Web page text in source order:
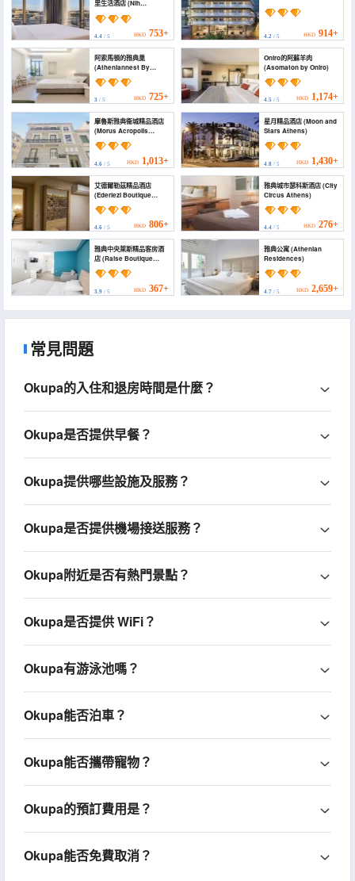
里生活酒店 (Nlh
Neighborhood Lifestyle
4.4 / 5 HKD 753+ 4.2/ 5 HKD 914+
阿索馬頓的雅典巢
(Atheniannest By
Asomatwn)
3 / 5 HKD 725+
Oniro的阿蘇羊肉
(Asomaton by Oniro)
4.5/ 5 HKD 1,174+
摩魯斯雅典衞城精品酒店
(Morus Acropolis
Boutique Hotel)
4.6 / 5 HKD 1,013+
星月精品酒店 (Moon and
Stars Athens)
4.8/ 5 HKD 1,430+
艾德爾勒茲精品酒店
(Ederlezi Boutique
Hotel)
4.6 / 5 HKD 806+
雅典城市瑟科斯酒店 (City
Circus Athens)
4.4/ 5 HKD 276+
雅典中央萊斯精品客房酒
店 (Raise Boutique
Rooms in the Center of
Athens)
3.9 / 5 HKD 367+
雅典公寓 (Athenian
Residences)
4.7/ 5 HKD 2,659+
常見問題
Okupa的入住和退房時間是什麼？
Okupa是否提供早餐？
Okupa提供哪些設施及服務？
Okupa是否提供機場接送服務？
Okupa附近是否有熱門景點？
Okupa是否提供 WiFi？
Okupa有游泳池嗎？
Okupa能否泊車？
Okupa能否攜帶寵物？
Okupa的預訂費用是？
Okupa能否免費取消？